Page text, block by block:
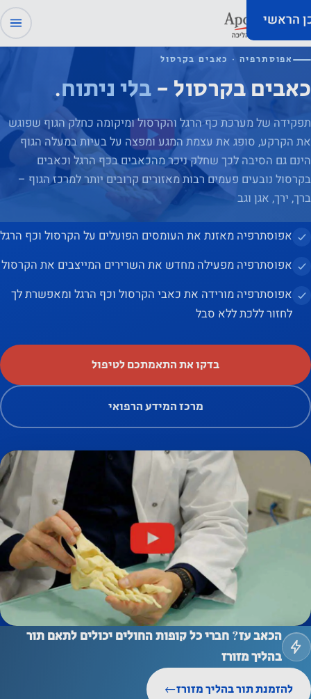
הראשי
אפוסתרפיה · כאבים בקרסול
כאבים בקרסול -בלי ניתוח.
תפקידה של מערכת כף הרגל והקרסול ומיקומה כחלק הגוף שפוגש
את הקרקע, סופג את עצמת המגע ומפצה על בעיות במעלה הגוף
הינם גם הסיבה לכך שחלק ניכר מהכאבים בכף הרגל וכאבים
בקרסול נובעים פעמים רבות מאזורים קרובים יותר למרכז הגוף –
ברך, ירך, אגן וגב
אפוסתרפיה מאזנת את העומסים הפועלים על הקרסול וכף הרגל
אפוסתרפיה מפעילה מחדש את השרירים המייצבים את הקרסול
אפוסתרפיה מורידה את כאבי הקרסול וכף הרגל ומאפשרת לך
לחזור ללכת ללא סבל
בדקו את התאמתכם לטיפול
מרכז המידע הרפואי
לנצח את הכאב בהליכה · צפו בסרטון
הכאב עז? חברי כל קופות החולים יכולים לתאם תור
בהליך מזורז
להזמנת תור בהליך מזורז←